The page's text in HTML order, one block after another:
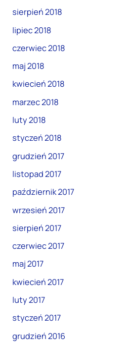
sierpień 2018
lipiec 2018
czerwiec 2018
maj 2018
kwiecień 2018
marzec 2018
luty 2018
styczeń 2018
grudzień 2017
listopad 2017
październik 2017
wrzesień 2017
sierpień 2017
czerwiec 2017
maj 2017
kwiecień 2017
luty 2017
styczeń 2017
grudzień 2016